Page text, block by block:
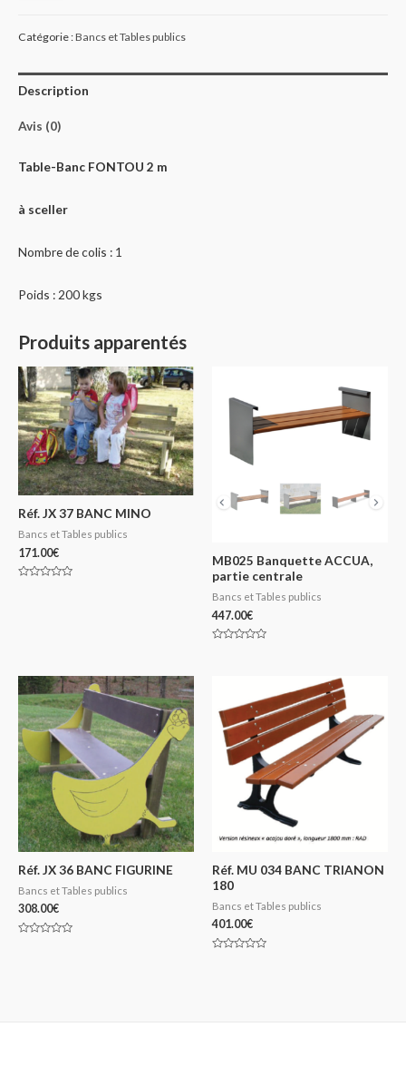
Catégorie :Bancs et Tables publics
Description
Avis (0)
Table-Banc FONTOU 2 m
à sceller
Nombre de colis : 1
Poids : 200 kgs
Produits apparentés
Réf. JX 37 BANC MINO
Bancs et Tables publics
171.00€
MB025 Banquette ACCUA,
partie centrale
Bancs et Tables publics
447.00€
Réf. JX 36 BANC FIGURINE
Bancs et Tables publics
308.00€
Réf. MU 034 BANC TRIANON
180
Bancs et Tables publics
401.00€